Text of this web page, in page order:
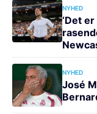
NYHED
‘Det
NYHED
José